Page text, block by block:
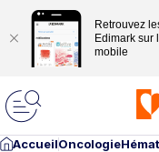
Retrouvez
Edimark sur
mobile
AccueilOncologie